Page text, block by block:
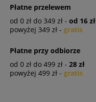
Płatne przelewem
od 0 zł do 349 zł - od 16 zł
powyżej 349 zł - gratis
Płatne przy odbiorze
od 0 zł do 499 zł - 28 zł
powyżej 499 zł - gratis